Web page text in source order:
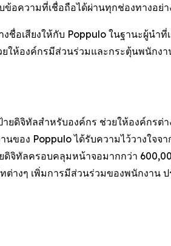
อความที่เชื่อถือได้ผ่านทุกช่องทางอย่
งชื่อเสียงให้กับ Poppulo ในฐานะผู้น
ให้องค์กรมีส่วนร่วมและกระตุ้นพนัก
ยดิจิทัลสำหรับองค์กร ช่วยให้องค์กร
อง Poppulo ได้รับความไว้วางใจจ
ดิจิทัลครอบคลุมหน้าจอมากกว่า
างๆ เพิ่มการมีส่วนร่วมของพนักงาน